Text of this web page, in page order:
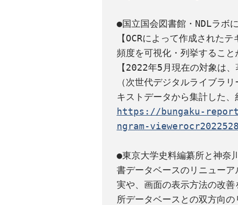
●国立国会図書館・NDLラ
【OCRによって作成された
頻度を可視化・列挙すること
【2022年5月現在の対象は
（次世代デジタルライブラ
https://bungaku-
ngram-
●東京大学史料編纂所と神奈
書データベースのリニュー
実や、画面の表示方法の改
所データベースとの双方向